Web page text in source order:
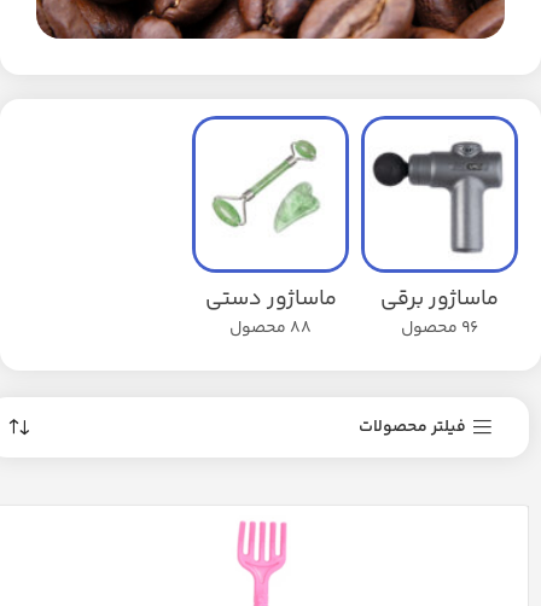
ماساژور برقی
96 محصول
ماساژور دستی
88 محصول
فیلتر محصولات